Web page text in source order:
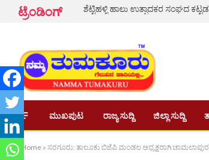
ಟ್ರೆಂಡಿಂಗ್
ಮುಖಪುಟ ರಾಜ್ಯ ಸುದ್ದಿ ಜಿಲ್ಲಾ ಸುದ್ದಿ
Home » ಸರಗೂರು: ತಾಲೂಕು ಬಿಜೆಪಿ ಮಂಡಲ ಅಧ್ಯಕ್ಷರಾಗಿ